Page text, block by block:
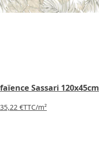
faïence Sassari 120x45cm
35,22 €TTC/m²